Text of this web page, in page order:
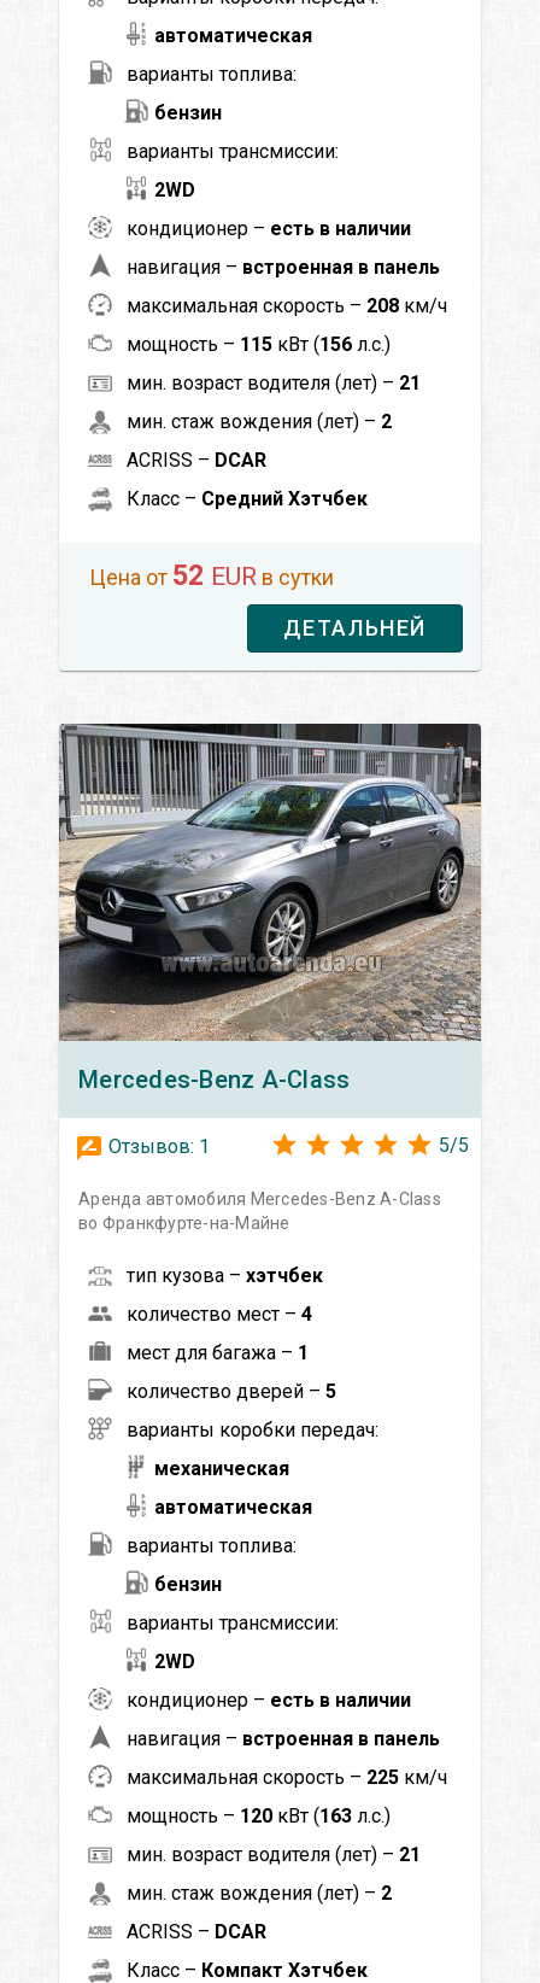
автоматическая
варианты топлива:
бензин
варианты трансмиссии:
2WD
кондиционер – есть в наличии
навигация – встроенная в панель
максимальная скорость – 208 км/ч
мощность – 115 кВт (156 л.с.)
мин. возраст водителя (лет) – 21
мин. стаж вождения (лет) – 2
ACRISS – DCAR
Класс – Средний Хэтчбек
Цена от 52 EUR в сутки
ДЕТАЛЬНЕЙ
Mercedes-Benz A-Class
Отзывов: 1 5/5
Аренда автомобиля Mercedes-Benz A-Class
во Франкфурте-на-Майне
тип кузова – хэтчбек
количество мест – 4
мест для багажа – 1
количество дверей – 5
варианты коробки передач:
механическая
автоматическая
варианты топлива:
бензин
варианты трансмиссии:
2WD
кондиционер – есть в наличии
навигация – встроенная в панель
максимальная скорость – 225 км/ч
мощность – 120 кВт (163 л.с.)
мин. возраст водителя (лет) – 21
мин. стаж вождения (лет) – 2
ACRISS – DCAR
Класс – Компакт Хэтчбек